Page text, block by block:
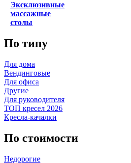
Эксклюзивные
массажные
столы
По типу
Для дома
Вендинговые
Для офиса
Другие
Для руководителя
ТОП кресел 2026
Кресла-качалки
По стоимости
Недорогие